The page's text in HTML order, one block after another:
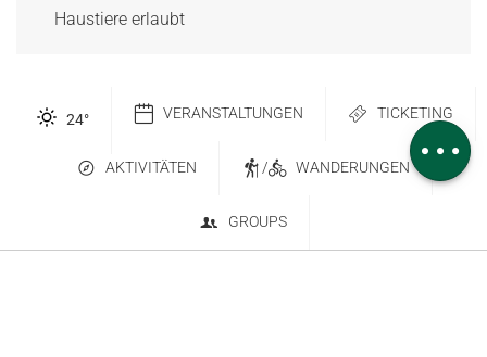
Kommentare
Haustiere erlaubt
24° VERANSTALTUNGEN TICKETING
AKTIVITÄTEN / WANDERUNGEN
GROUPS